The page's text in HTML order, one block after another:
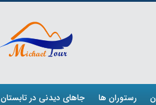
رستوران ها جاهای دیدنی در تابستان